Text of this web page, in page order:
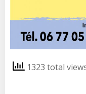
1323 total